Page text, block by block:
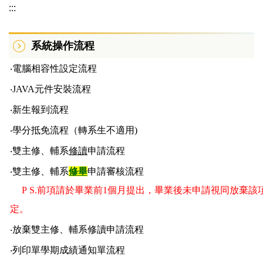
:::
系統操作流程
‧電腦相容性設定流程
‧JAVA元件安裝流程
‧新生報到流程
‧學分抵免流程（轉系生不適用)
‧雙主修、輔系修讀申請流程
‧雙主修、輔系修畢申請審核流程
P S.前項請於畢業前1個月提出，畢業後未申請視同放棄該
定。
‧放棄雙主修、輔系修讀申請流程
‧列印單學期成績通知單流程